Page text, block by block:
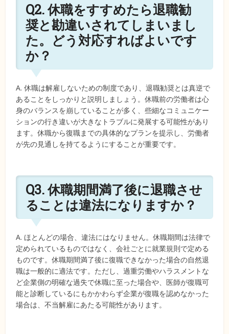
Q2. 休職をすすめたら退職勧
奨と勘違いされてしまいまし
た。どう対応すればよいです
か？
A. 休職は解雇しないための制度であり、退職勧奨とは真逆で
あることをしっかりと説明しましょう。休職前の労働者は心
身のバランスを崩していることが多く、些細なコミュニケー
ションの行き違いが大きなトラブルに発展する可能性があり
ます。休職から復職までの具体的なプランを提示し、労働者
が先の見通しを持てるようにすることが重要です。
Q3. 休職期間満了後に退職させ
ることは違法になりますか？
A. ほとんどの場合、違法にはなりません。休職期間は法律で
定められているものではなく、会社ごとに就業規則で定める
ものです。休職期間満了後に復職できなかった場合の自然退
職は一般的に適法です。ただし、過重労働やハラスメントな
ど企業側の明確な過失で休職に至った場合や、医師が復職可
能と診断しているにもかかわらず企業が復職を認めなかった
場合は、不当解雇にあたる可能性があります。